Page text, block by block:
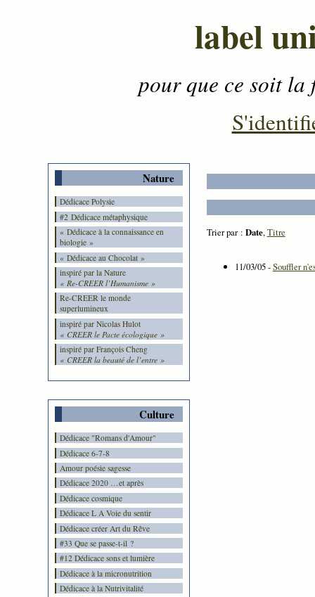
label
pour que ce soit
Nature
Dédicace Polysie
#2 Dédicace métaphysique
« Dédicace à la connaissance en
biologie »
« Dédicace au Chocolat »
inspiré par la Nature
« Re-CREER l’Humanisme »
Re-CREER le monde
superlumineux
inspiré par Nicolas Hulot
« CREER le Pacte écologique »
inspiré par François Cheng
« CREER la beauté de l’entre »
Culture
Dédicace "Romans d'Amour"
Dédicace 6-7-8
Amour poésie sagesse
Dédicace 2020 …et après
Dédicace cosmique
Dédicace L A Voie du sentir
Dédicace créer Art du Rêve
#33 Que se passe-t-il ?
#12 Dédicace sons et lumière
Dédicace à la micronutrition
Dédicace à la Nutrivitalité
Trier par : Date,Titre
11/03/05 -Souffler